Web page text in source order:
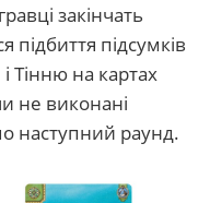
закінчать
підбиття підсумків
Тінню на картах
не виконані
наступний раунд.